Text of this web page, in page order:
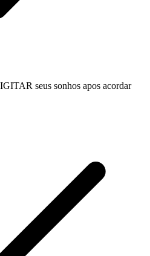
seus sonhos apos acordar